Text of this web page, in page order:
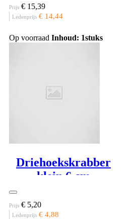
Prijs € 15,39
Ledenprijs € 14,44
Op voorraad Inhoud: 1stuks
Driehoekskrabber
klein 6 cm
Prijs € 5,20
Ledenprijs € 4,88